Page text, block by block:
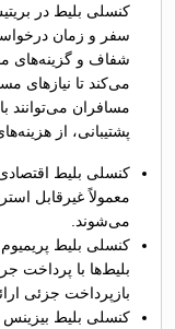
کنسلی بلیط در
سفر و زمان درخواست
شفاف و گزینه‌های
می‌کند تا نیازهای
مسافران می‌توانند
پشتیبانی، از
معمولاً غیرقابل
می‌شوند.
بلیط‌ها با پرداخت
بازپرداخت جزئی